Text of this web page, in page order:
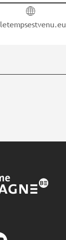
letempsestvenu.eu